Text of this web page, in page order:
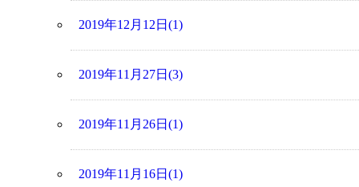
2019年12月12日(1)
2019年11月27日(3)
2019年11月26日(1)
2019年11月16日(1)